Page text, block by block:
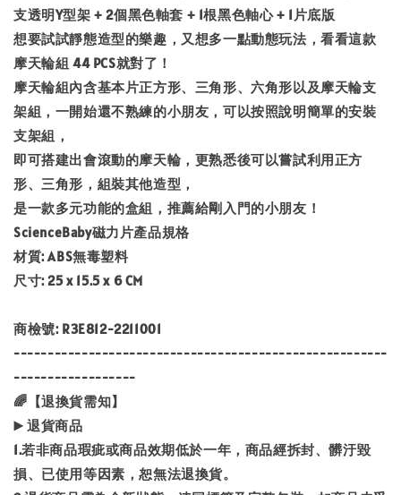
支透明Y型架 + 2個黑色軸套 + 1根黑色軸心 + 1片底版
想要試試靜態造型的樂趣，又想多一點動態玩法，看看這款
摩天輪組 44 PCS就對了！
摩天輪組內含基本片正方形、三角形、六角形以及摩天輪支
架組，一開始還不熟練的小朋友，可以按照說明簡單的安裝
支架組，
即可搭建出會滾動的摩天輪，更熟悉後可以嘗試利用正方
形、三角形，組裝其他造型，
是一款多元功能的盒組，推薦給剛入門的小朋友！
ScienceBaby磁力片產品規格
材質: ABS無毒塑料
尺寸: 25 x 15.5 x 6 CM
商檢號: R3E812-2211001
-------------------------------------------------------
------------------
🌈【退換貨需知】
▶️ 退貨商品
1.若非商品瑕疵或商品效期低於一年，商品經拆封、髒汙毀
損、已使用等因素，恕無法退換貨。